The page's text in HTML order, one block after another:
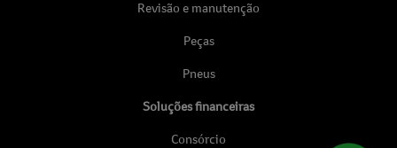
Revisão e manutenção
Peças
Pneus
Soluções financeiras
Consórcio